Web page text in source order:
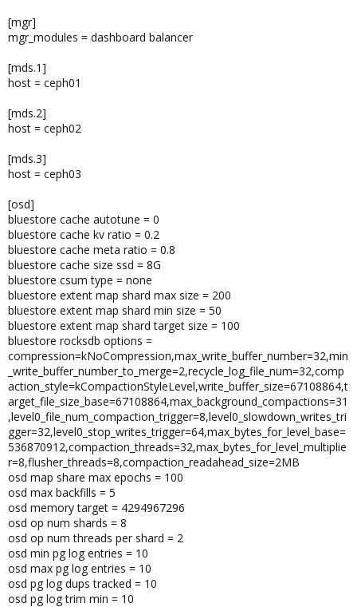
[mgr]
mgr_modules = dashboard balancer
[mds.1]
host = ceph01
[mds.2]
host = ceph02
[mds.3]
host = ceph03
[osd]
bluestore cache autotune = 0
bluestore cache kv ratio = 0.2
bluestore cache meta ratio = 0.8
bluestore cache size ssd = 8G
bluestore csum type = none
bluestore extent map shard max size = 200
bluestore extent map shard min size = 50
bluestore extent map shard target size = 100
bluestore rocksdb options =
compression=kNoCompression,max_write_buffer_number=32,min
_write_buffer_number_to_merge=2,recycle_log_file_num=32,comp
action_style=kCompactionStyleLevel,write_buffer_size=67108864,t
arget_file_size_base=67108864,max_background_compactions=31
,level0_file_num_compaction_trigger=8,level0_slowdown_writes_tri
gger=32,level0_stop_writes_trigger=64,max_bytes_for_level_base=
536870912,compaction_threads=32,max_bytes_for_level_multiplie
r=8,flusher_threads=8,compaction_readahead_size=2MB
osd map share max epochs = 100
osd max backfills = 5
osd memory target = 4294967296
osd op num shards = 8
osd op num threads per shard = 2
osd min pg log entries = 10
osd max pg log entries = 10
osd pg log dups tracked = 10
osd pg log trim min = 10